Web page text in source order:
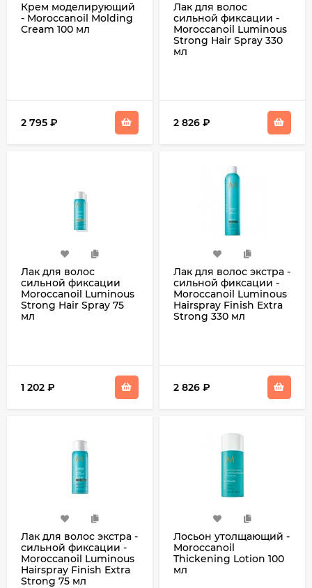
Крем моделирующий
- Moroccanoil Molding
Cream 100 мл
2 795 ₽
Лак для волос
cильной фиксации -
Moroccanoil Luminous
Strong Hair Spray 330
мл
2 826 ₽
Лак для волос
cильной фиксации
Moroccanoil Luminous
Strong Hair Spray 75
мл
1 202 ₽
Лак для волос экстра -
сильной фиксации -
Moroccanoil Luminous
Hairspray Finish Extra
Strong 330 мл
2 826 ₽
Лак для волос экстра -
сильной фиксации -
Moroccanoil Luminous
Hairspray Finish Extra
Strong 75 мл
Лосьон утолщающий -
Moroccanoil
Thickening Lotion 100
мл